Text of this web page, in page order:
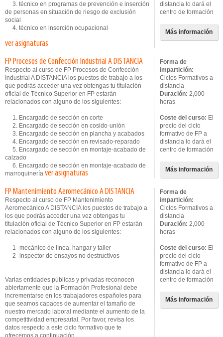
3. técnico en programas de prevención e inserción
de personas en situación de riesgo de exclusión
social
4. técnico en inserción ocupacional
ver asignaturas
distancia lo dará el
centro de formación
Más información
FP Procesos de Confección Industrial A DISTANCIA
Respecto al curso de FP Procesos de Confección
Industrial A DISTANCIA los puestos de trabajo a los
que podrás acceder una vez obtengas tu titulación
oficial de Técnico Superior en FP estarán
relacionados con alguno de los siguientes:
1. Encargado de sección en corte
2. Encargado de sección en cosido-unión
3. Encargado de sección en plancha y acabados
4. Encargado de sección en revisado-reparado
5. Encargado de sección en montaje-acabado de
calzado
6. Encargado de sección en montaje-acabado de
marroquinería ver asignaturas
Forma de
impartición:
Ciclos Formativos a
distancia
Duración: 2,000
horas
Coste del curso: El
precio del ciclo
formativo de FP a
distancia lo dará el
centro de formación
Más información
FP Mantenimiento Aeromecánico A DISTANCIA
Respecto al curso de FP Mantenimiento
Aeromecánico A DISTANCIA los puestos de trabajo a
los que podrás acceder una vez obtengas tu
titulación oficial de Técnico Superior en FP estarán
relacionados con alguno de los siguientes:
1- mecánico de línea, hangar y taller
2- inspector de ensayos no destructivos
Varias entidades públicas y privadas reconocen
abiertamente que la Formación Profesional debe
incrementarse en los trabajadores españoles para
que seamos capaces de aumentar el tamaño de
nuestro mercado laboral mediante el aumento de la
competitividad empresarial. Por favor, revisa los
datos respecto a este ciclo formativo que te
ofrecemos a continuación.
Forma de
impartición:
Ciclos Formativos a
distancia
Duración: 2,000
horas
Coste del curso: El
precio del ciclo
formativo de FP a
distancia lo dará el
centro de formación
Más información